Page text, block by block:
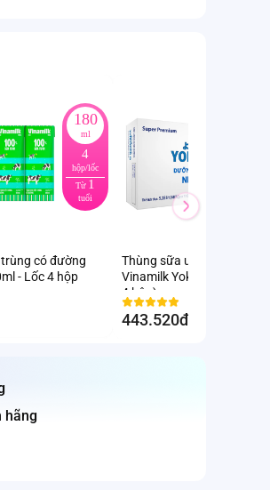
180
ml
4
hộp/lốc
Từ 1
tuổi
có đường
- Lốc 4 hộp
Thùng sữa uống dinh
Vinamilk Yoko Gold 110ml
4 hộp)
443.520đ
hãng